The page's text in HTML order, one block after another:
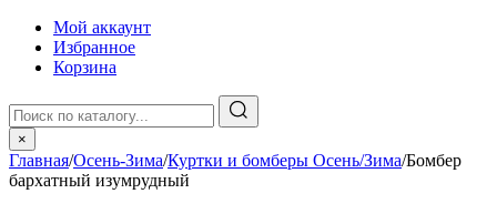
Мой аккаунт
Избранное
Корзина
×
Главная/Осень-Зима/Куртки и бомберы Осень/Зима/Бомбер
бархатный изумрудный